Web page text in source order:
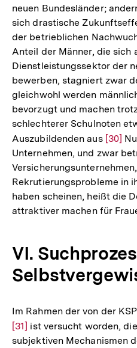
neuen Bundesländer;
sich drastische
der betrieblichen
Anteil der Männer, die sich
Dienstleistungssektor der
bewerben, stagniert zwar
gleichwohl werden
bevorzugt und machen
schlechterer Schulnoten
Auszubildenden aus Zur
der
[30]
Unternehmen, und zwar
Rekrutierungsprobleme in
haben scheinen, heißt die
attraktiver machen für
VI.
Im Rahmen der von der
[31] ist versucht worden,
subjektiven Mechanismen